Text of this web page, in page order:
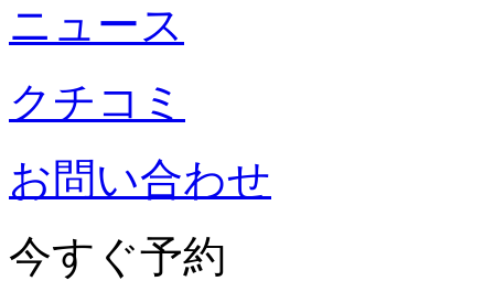
ニュース
クチコミ
お問い合わせ
今すぐ予約